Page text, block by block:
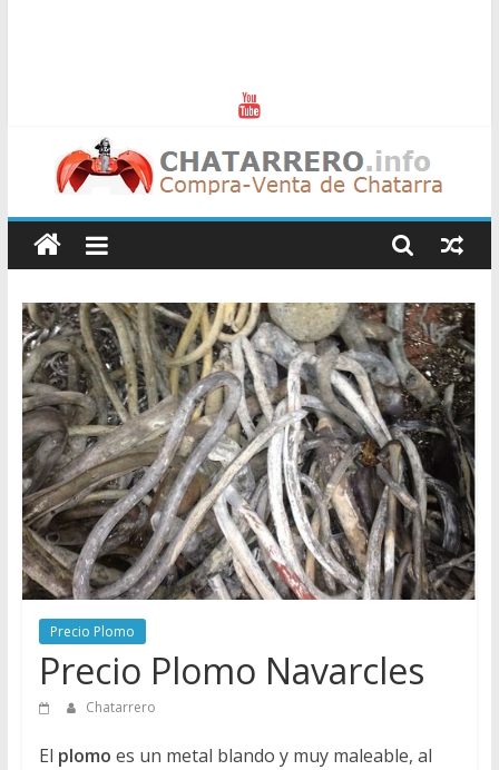
Chatarreros
–
Precio
de
Chatarra
Directorio
de
Chatarreros
para
vender
Chatarra
Precio Plomo
Precio Plomo Navarcles
Chatarrero
El plomo es un metal blando y muy maleable, al